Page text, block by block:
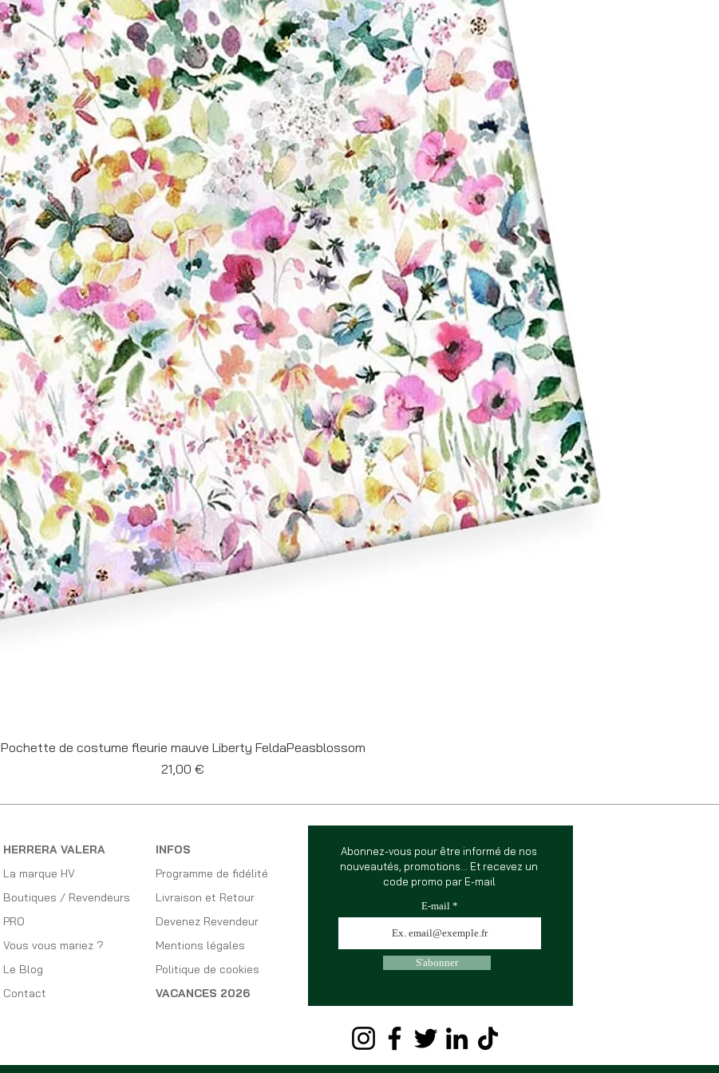
Aperçu rapide
Pochette de costume fleurie mauve Liberty FeldaPeasblossom
Prix
21,00 €
HERRERA VALERA
La marque HV
Boutiques / Revendeurs
PRO
Vous vous mariez ?
Le Blog
Contact
INFOS
Programme de fidélité
Livraison et Retour
Devenez Revendeur
Mentions légales
Politique de cookies
VACANCES 2026
Abonnez-vous pour être informé de nos
nouveautés, promotions... Et recevez un
code promo par E-mail
E-mail
S'abonner